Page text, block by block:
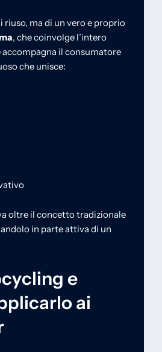
riuso, ma di un vero e proprio
, che coinvolge l’intero
accompagna il consumatore
che unisce:
oltre il concetto tradizionale
in parte attiva di un
e
ai